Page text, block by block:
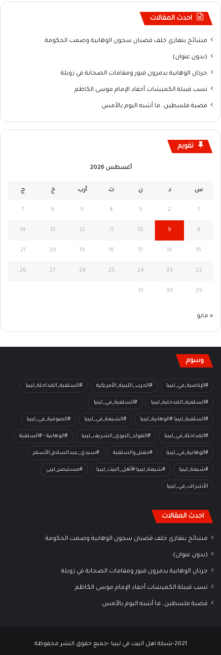
احدث المقالات
مشائخ بنغازي خلف قضبان سجون الوهابية وصمت الحكومة
(بدون عنوان)
جرذان الوهابية يدمرون قبور ومقامات الصحابة في زويلة
نسب قبيلة الكميشات أحفاد الإمام موسى الكاظم
قضية فلسطين…ما أشبه اليوم بالأمس
تقويم
أغسطس 2026
س د ن ث أرب خ ج
1
2
3
4
5
6
7
8
9
10
11
12
13
14
15
16
17
18
19
20
21
22
23
24
25
26
27
28
29
30
31
« مايو
وسوم
#الإباضية_في_ليبيا #الحرب_الليبية_الأمريكية #السلفية_المداخلة_ليبيا
#السلفية_المدخلية_ليبيا #السلفية_في_ليبيا
#السلفية_ليبيا #الوهابية_ليبيا #الشيعة_في_ليبيا #الصوفية_في_ليبيا
#المداخلة_في_ليبيا #المولد_النبوي_الشريف_ليبيا #الوهابية - #السلفية
#الوهابية_في_ليبيا #حفتر_والسلفية #سيدي_عبدالسلام_الأسمر
#شيعة_ليبيا #شيعة_ليبيا-#أهل_البيت_ليبيا #مستبصر_ليبي
الأشراف_في_ليبيا
احدث المقالات
مشائخ بنغازي خلف قضبان سجون الوهابية وصمت الحكومة
(بدون عنوان)
جرذان الوهابية يدمرون قبور ومقامات الصحابة في زويلة
نسب قبيلة الكميشات أحفاد الإمام موسى الكاظم
قضية فلسطين…ما أشبه اليوم بالأمس
2021-شبكة اهل البيت في ليبيا -جميع حقوق النشر محفوظة